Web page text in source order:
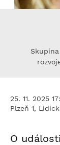
25. 11. 2025
Plzeň 1,
O události